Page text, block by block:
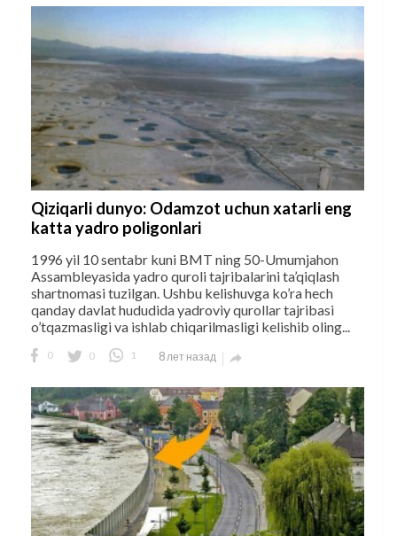
Qiziqarli dunyo: Odamzot uchun xatarli eng
katta yadro poligonlari
1996 yil 10 sentabr kuni BMT ning 50-Umumjahon
Assambleyasida yadro quroli tajribalarini ta’qiqlash
shartnomasi tuzilgan. Ushbu kelishuvga ko’ra hech
qanday davlat hududida yadroviy qurollar tajribasi
o’tqazmasligi va ishlab chiqarilmasligi kelishib oling...
0 0 1 8 лет назад 